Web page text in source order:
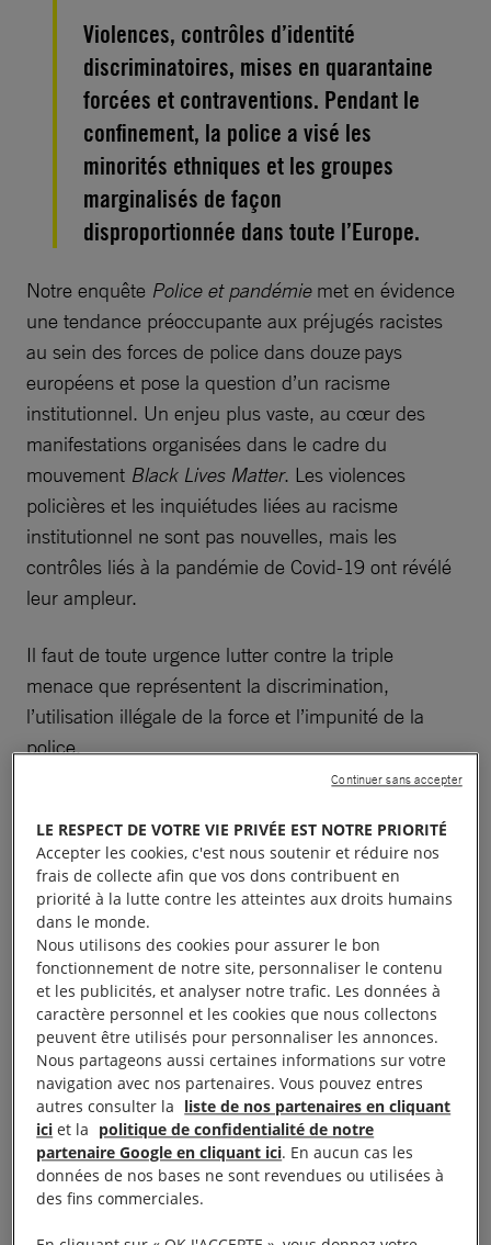
Violences, contrôles d’identité
discriminatoires, mises en quarantaine
forcées et contraventions. Pendant le
confinement, la police a visé les
minorités ethniques et les groupes
marginalisés de façon
disproportionnée dans toute l’Europe.
Notre enquête Police et pandémiemet en évidence
une tendance préoccupante aux préjugés racistes
au sein des forces de police dans douze pays
européens et pose la question d’un racisme
institutionnel. Un enjeu plus vaste, au cœur des
manifestations organisées dans le cadre du
mouvement Black Lives Matter. Les violences
policières et les inquiétudes liées au racisme
institutionnel ne sont pas nouvelles, mais les
contrôles liés à la pandémie de Covid-19 ont révélé
leur ampleur.
Il faut de toute urgence lutter contre la triple
menace que représentent la discrimination,
l’utilisation illégale de la force et l’impunité de la
police.
Les minorités ethniques
sont davantage contrôlées
La police a contrôlé le respect des mesures de
confinement de manière disproportionnée dans les
régions les plus pauvres, là où la proportion
de personnes appartenant à des minorités
ethniques est souvent plus élevée. Dans le
département le plus pauvre de la France
métropolitaine, la Seine-Saint-Denis, où une partie
importante de la population est noire ou d’origine
LE RESPECT DE VOTRE VIE PRIVÉE EST NOTRE PRIORITÉ
Accepter les cookies, c'est nous soutenir et réduire nos
frais de collecte afin que vos dons contribuent en
priorité à la lutte contre les atteintes aux droits humains
dans le monde.
Nous utilisons des cookies pour assurer le bon
fonctionnement de notre site, personnaliser le contenu
et les publicités, et analyser notre trafic. Les données à
caractère personnel et les cookies que nous collectons
peuvent être utilisés pour personnaliser les annonces.
Nous partageons aussi certaines informations sur votre
navigation avec nos partenaires. Vous pouvez entres
autres consulter la liste de nos partenaires en cliquant
ici et la politique de confidentialité de notre
partenaire Google en cliquant ici. En aucun cas les
données de nos bases ne sont revendues ou utilisées à
des fins commerciales.
Continuer sans accepter